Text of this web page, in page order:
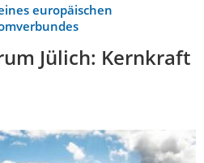
europäischen
Jülich: Kernkraft